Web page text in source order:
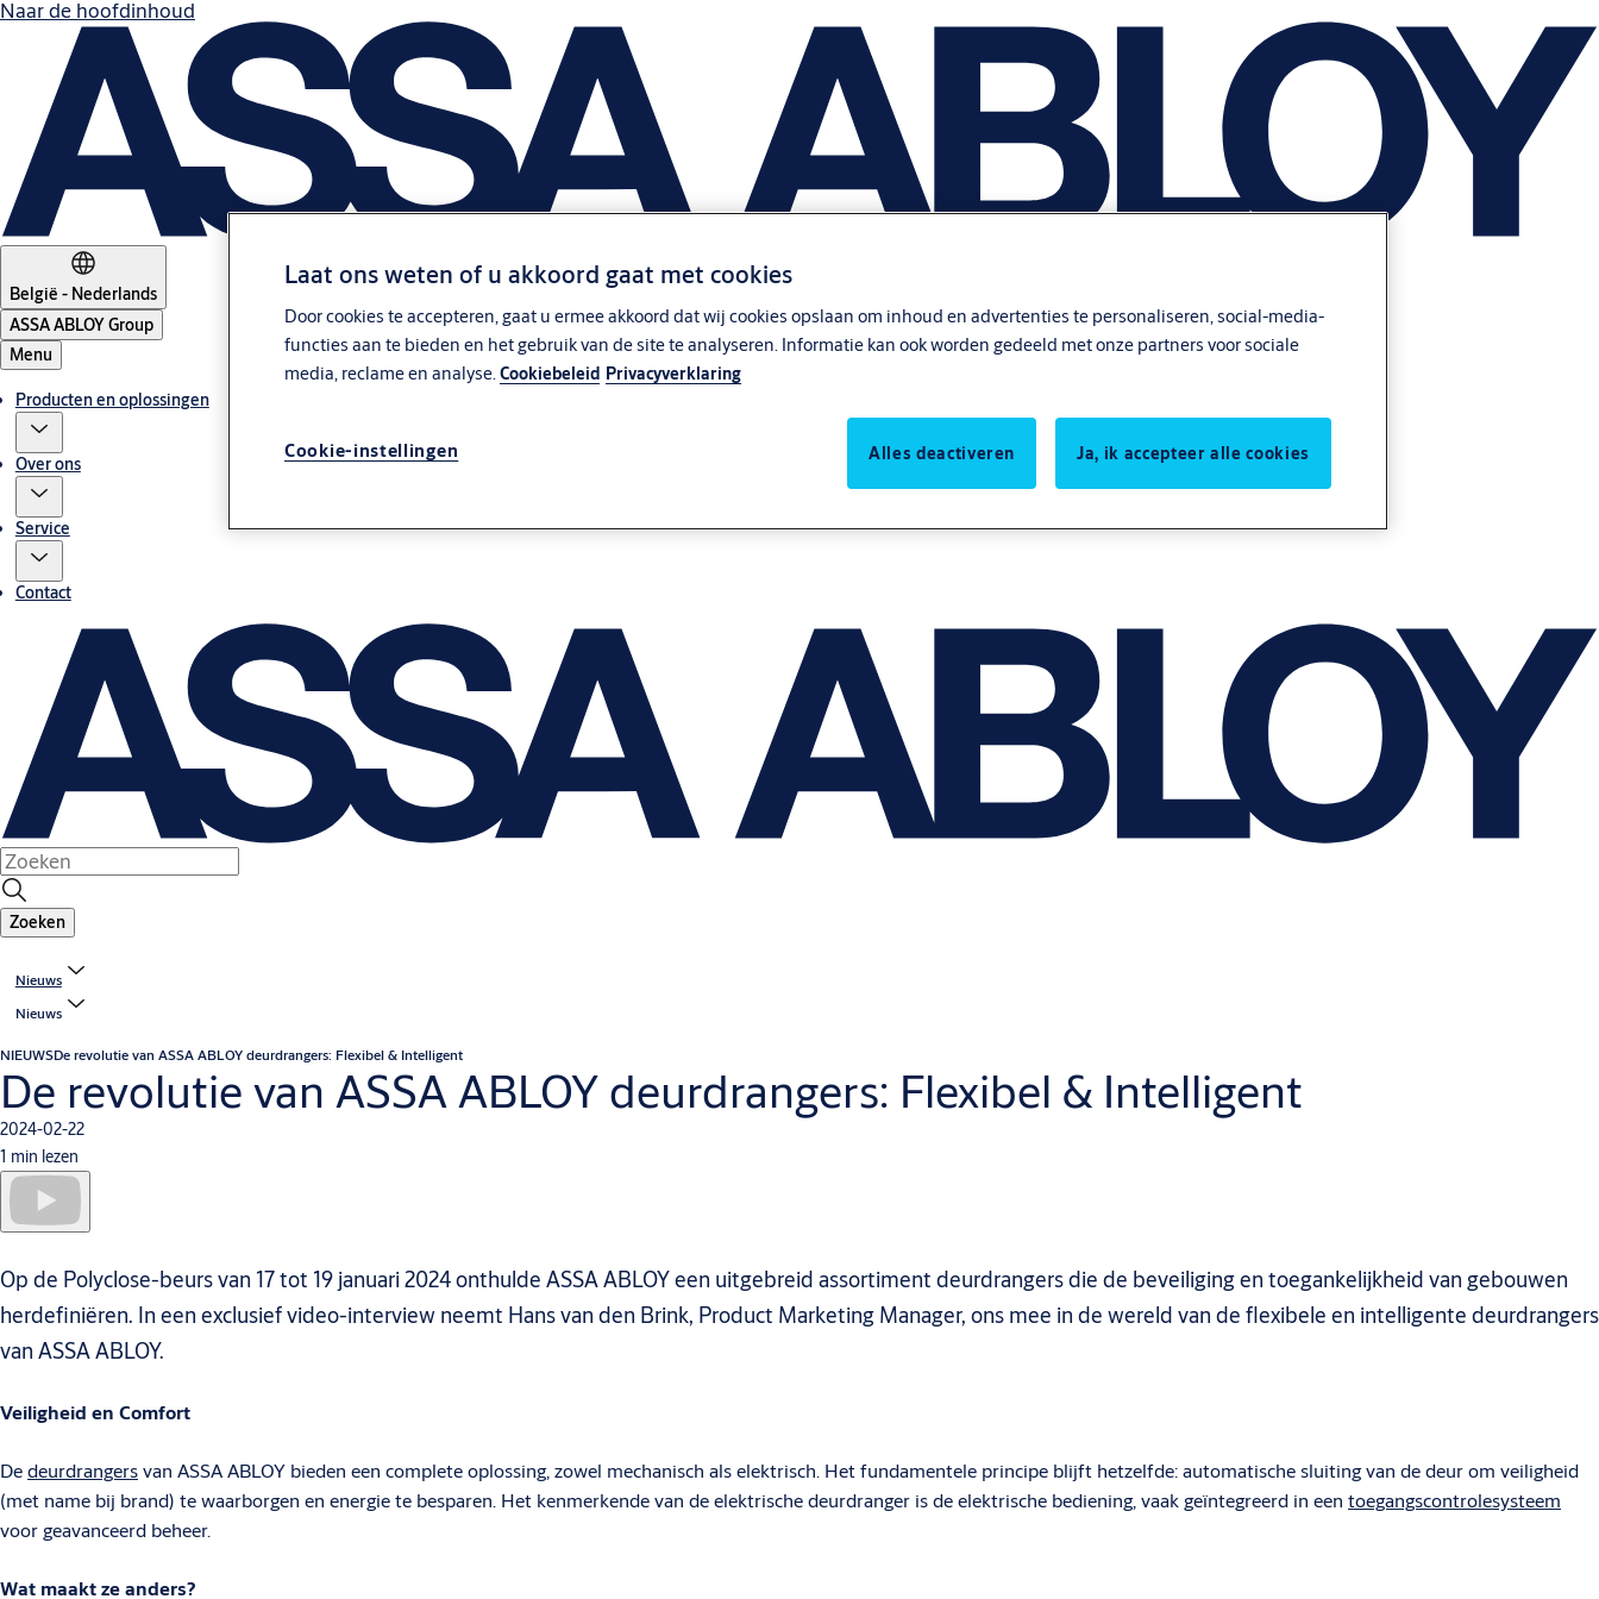
Naar de hoofdinhoud
België - Nederlands
ASSA ABLOY Group
Menu
Producten en oplossingen
Over ons
Service
Contact
Zoeken
Nieuws
Nieuws
NIEUWSDe revolutie van ASSA ABLOY deurdrangers: Flexibel & Intelligent
De revolutie van ASSA ABLOY deurdrangers: Flexibel & Intelligent
2024-02-22
1 min lezen
Op de Polyclose-beurs van 17 tot 19 januari 2024 onthulde ASSA ABLOY een uitgebreid assortiment deurdrangers die de beveiliging en toegankelijkheid van gebouwen
herdefiniëren. In een exclusief video-interview neemt Hans van den Brink, Product Marketing Manager, ons mee in de wereld van de flexibele en intelligente deurdrangers
van ASSA ABLOY.
Veiligheid en Comfort
Dedeurdrangersvan ASSA ABLOY bieden een complete oplossing, zowel mechanisch als elektrisch. Het fundamentele principe blijft hetzelfde: automatische sluiting van de deur om veiligheid
(met name bij brand) te waarborgen en energie te besparen. Het kenmerkende van de elektrische deurdranger is de elektrische bediening, vaak geïntegreerd in een toegangscontrolesysteem
voor geavanceerd beheer.
Wat maakt ze anders?
Laat ons weten of u akkoord gaat met cookies
Door cookies te accepteren, gaat u ermee akkoord dat wij cookies opslaan om inhoud en advertenties te personaliseren, social-media-
functies aan te bieden en het gebruik van de site te analyseren. Informatie kan ook worden gedeeld met onze partners voor sociale
media, reclame en analyse.Cookiebeleid Privacyverklaring
Cookie-instellingen Alles deactiveren Ja, ik accepteer alle cookies